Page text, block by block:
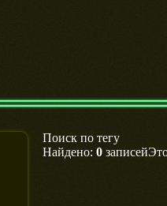
Поиск по тегу
Найдено: 0